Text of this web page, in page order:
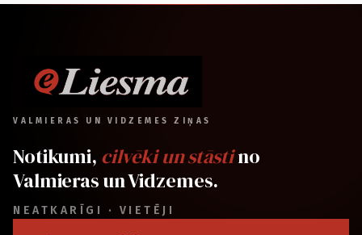
VALMIERAS UN VIDZEMES ZIŅAS
Notikumi, cilvēki un stāstino
Valmieras un Vidzemes.
NEATKARĪGI · VIETĒJI